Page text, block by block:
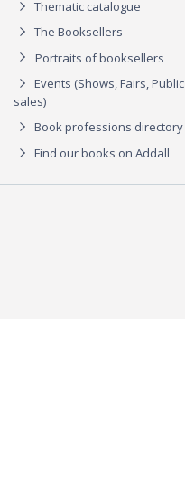
Thematic catalogue
The Booksellers
Portraits of booksellers
Events (Shows, Fairs, Public
sales)
Book professions directory
Find our books on Addall